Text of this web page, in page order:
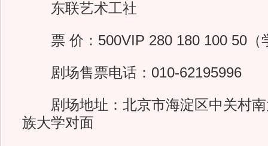
东联艺术工社
票 价：500VIP 280 180 100 50（
剧场售票电话：010-62195996
剧场地址：北京市海淀区中关村南
族大学对面